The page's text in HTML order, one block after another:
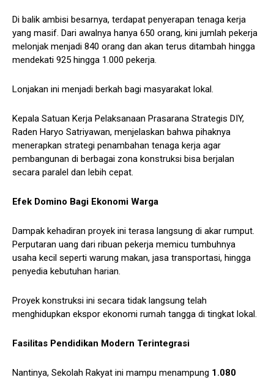
Di balik ambisi besarnya, terdapat penyerapan tenaga kerja
yang masif. Dari awalnya hanya 650 orang, kini jumlah pekerja
melonjak menjadi 840 orang dan akan terus ditambah hingga
mendekati 925 hingga 1.000 pekerja.
Lonjakan ini menjadi berkah bagi masyarakat lokal.
Kepala Satuan Kerja Pelaksanaan Prasarana Strategis DIY,
Raden Haryo Satriyawan, menjelaskan bahwa pihaknya
menerapkan strategi penambahan tenaga kerja agar
pembangunan di berbagai zona konstruksi bisa berjalan
secara paralel dan lebih cepat.
Efek Domino Bagi Ekonomi Warga
Dampak kehadiran proyek ini terasa langsung di akar rumput.
Perputaran uang dari ribuan pekerja memicu tumbuhnya
usaha kecil seperti warung makan, jasa transportasi, hingga
penyedia kebutuhan harian.
Proyek konstruksi ini secara tidak langsung telah
menghidupkan ekspor ekonomi rumah tangga di tingkat lokal.
Fasilitas Pendidikan Modern Terintegrasi
Nantinya, Sekolah Rakyat ini mampu menampung 1.080